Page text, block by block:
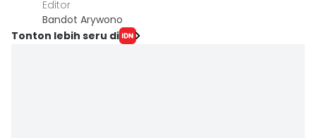
Editor
Bandot Arywono
Tonton lebih seru di